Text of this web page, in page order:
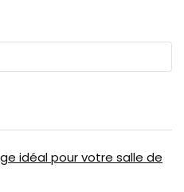
idéal pour votre salle de